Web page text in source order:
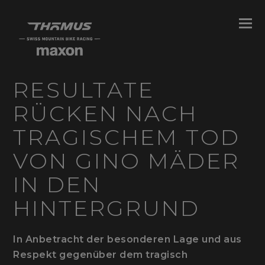
RESULTATE
RÜCKEN NACH
TRAGISCHEM TOD
VON GINO MÄDER
IN DEN
HINTERGRUND
In Anbetracht der besonderen Lage und aus
Respekt gegenüber dem tragisch